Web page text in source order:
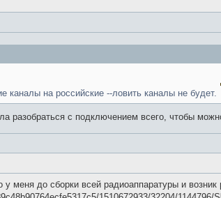
каналы на российские --ловить каналы не будет.
разобраться с подключением всего, чтобы
до сборки всей радиоаппаратуры и возник